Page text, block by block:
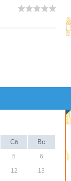
Сб Вс
5 6
12 13